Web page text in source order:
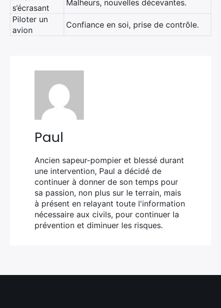
s’écrasant
Malheurs, nouvelles décevantes.
Piloter un
avion
Confiance en soi, prise de contrôle.
Paul
Ancien sapeur-pompier et blessé durant
une intervention, Paul a décidé de
continuer à donner de son temps pour
sa passion, non plus sur le terrain, mais
à présent en relayant toute l'information
nécessaire aux civils, pour continuer la
prévention et diminuer les risques.